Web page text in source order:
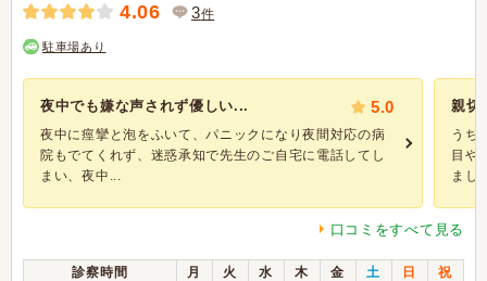
4.06 3件
駐車場あり
夜中でも嫌な声されず優しい... 5.0
夜中に痙攣と泡をふいて、パニックになり夜間対応の病
院もでてくれず、迷惑承知で先生のご自宅に電話してし
まい、夜中...
親切
うち
目や
まし
口コミをすべて見る
診察時間 月 火 水 木 金 土 日
祝